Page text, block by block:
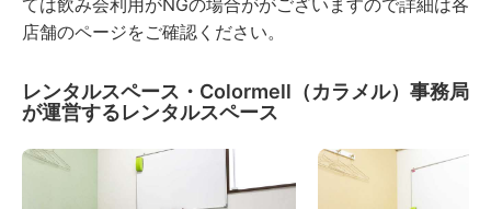
店舗のページをご確認ください。
レンタルスペース・Colormell（カラメル）事務局
が運営するレンタルスペース